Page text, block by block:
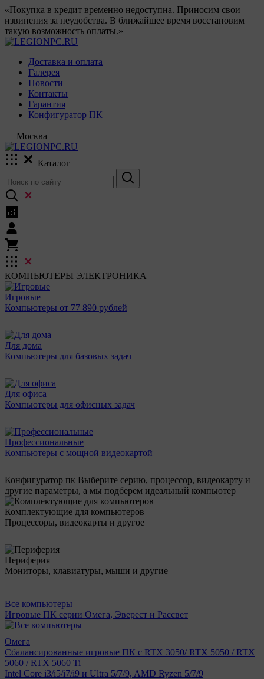
«Покупка в кредит временно недоступна. Приносим свои
извинения за неудобства. В ближайшее время восстановим
такую возможность оплаты.»
Доставка и оплата
Галерея
Новости
Контакты
Гарантия
Конфигуратор ПК
Москва
Каталог
КОМПЬЮТЕРЫ ЭЛЕКТРОНИКА
Игровые
Компьютеры от 77 890 рублей
Для дома
Компьютеры для базовых задач
Для офиса
Компьютеры для офисных задач
Профессиональные
Компьютеры с мощной видеокартой
Конфигуратор пк Выберите серию, процессор, видеокарту и
другие параметры, а мы подберем идеальный компьютер
Комплектующие для компьютеров
Процессоры, видеокарты и другое
Периферия
Мониторы, клавиатуры, мыши и другие
Все компьютеры
Игровые ПК серии Омега, Эверест и Рассвет
Омега
Сбалансированные игровые ПК с RTX 3050/ RTX 5050 / RTX
5060 / RTX 5060 Ti
Intel Core i3/i5/i7/i9 и Ultra 5/7/9, AMD Ryzen 5/7/9